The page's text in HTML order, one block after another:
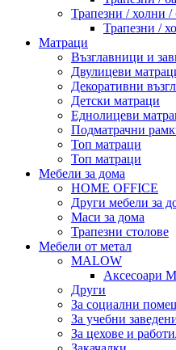
Трапезни / холни
Трапезни /
Матраци
Възглавници и
Двулицеви
Декоративни
Детски матраци
Еднолицеви
Подматрачни
Топ матраци
Топ матраци
Мебели за дома
HOME OFFICE
Други мебели за
Маси за дома
Трапезни столове
Мебели от метал
MALOW
Аксесоари
Други
За социални
За учебни
За цехове и